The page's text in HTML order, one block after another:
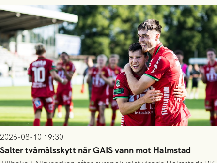
2026-08-10 19:30
Salter tvåmålsskytt när GAIS vann mot Halmstad